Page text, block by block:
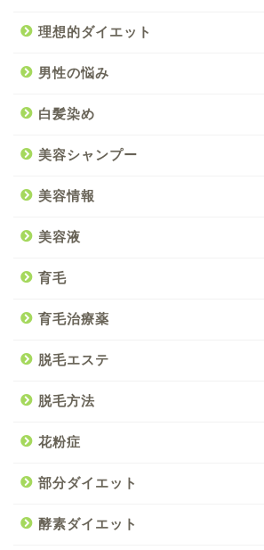
理想的ダイエット
男性の悩み
白髪染め
美容シャンプー
美容情報
美容液
育毛
育毛治療薬
脱毛エステ
脱毛方法
花粉症
部分ダイエット
酵素ダイエット